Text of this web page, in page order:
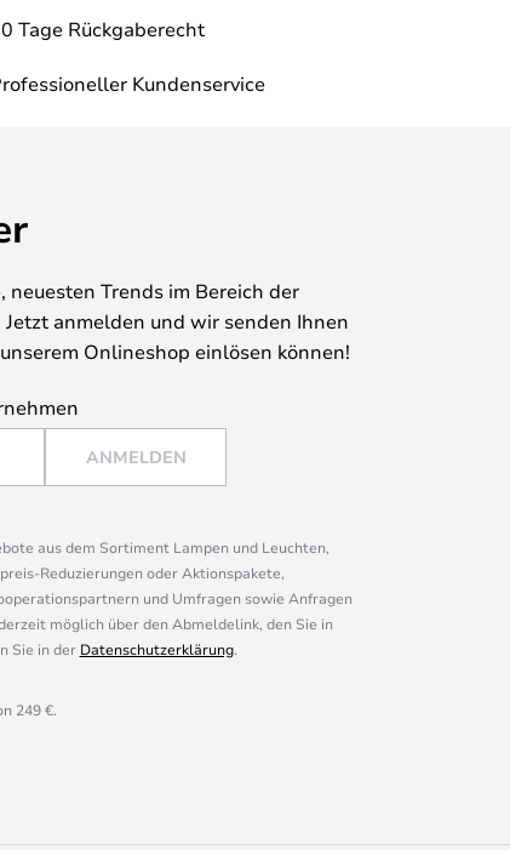
Tage Rückgaberecht
Kundenservice
neuesten Trends im Bereich der
anmelden und wir senden Ihnen
Onlineshop einlösen können!
ANMELDEN
aus dem Sortiment Lampen und Leuchten,
Reduzierungen oder Aktionspakete,
und Umfragen sowie Anfragen
möglich über den Abmeldelink, den Sie in
Sie in der Datenschutzerklärung.
249 €.